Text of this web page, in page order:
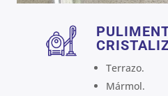
Terrazo.
Mármol.